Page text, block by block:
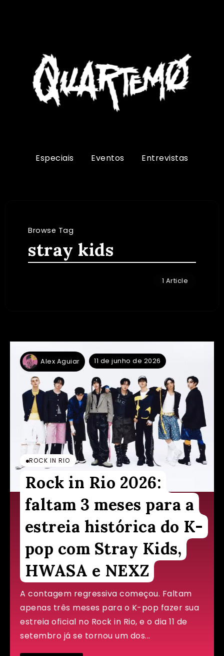
Especiais Eventos Entrevistas
Browse Tag
stray kids
1 Article
Alex Aguiar 11 de junho de 2026
ROCK IN RIO
Rock in Rio 2026:
faltam 3 meses para a
estreia histórica do K-
pop com Stray Kids,
HWASA e NEXZ
A contagem regressiva começou. Faltam
apenas três meses para o K-pop fazer sua
estreia oficial no Rock in Rio, e o dia 11 de
setembro já se tornou um dos...